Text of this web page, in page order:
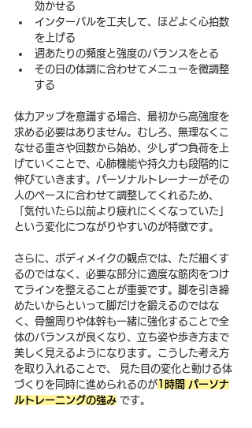
効かせる
インターバルを工夫して、ほどよく心拍数
を上げる
週あたりの頻度と強度のバランスをとる
その日の体調に合わせてメニューを微調整
する
体力アップを意識する場合、最初から高強度を
求める必要はありません。むしろ、無理なくこ
なせる重さや回数から始め、少しずつ負荷を上
げていくことで、心肺機能や持久力も段階的に
伸びていきます。パーソナルトレーナーがその
人のペースに合わせて調整してくれるため、
「気付いたら以前より疲れにくくなっていた」
という変化につながりやすいのが特徴です。
さらに、ボディメイクの観点では、ただ細くす
るのではなく、必要な部分に適度な筋肉をつけ
てラインを整えることが重要です。脚を引き締
めたいからといって脚だけを鍛えるのではな
く、骨盤周りや体幹も一緒に強化することで全
体のバランスが良くなり、立ち姿や歩き方まで
美しく見えるようになります。こうした考え方
を取り入れることで、 見た目の変化と動ける体
づくりを同時に進められるのが1時間 パーソナ
ルトレーニングの強み です。